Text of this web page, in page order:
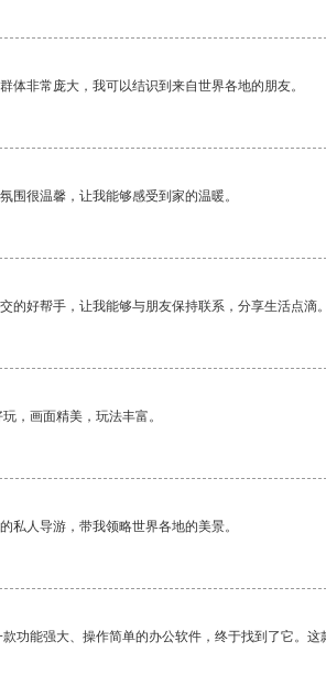
体非常庞大，我可以结识到来自世界各地的朋友。
围很温馨，让我能够感受到家的温暖。
的好帮手，让我能够与朋友保持联系，分享生活点滴。
，画面精美，玩法丰富。
私人导游，带我领略世界各地的美景。
功能强大、操作简单的办公软件，终于找到了它。